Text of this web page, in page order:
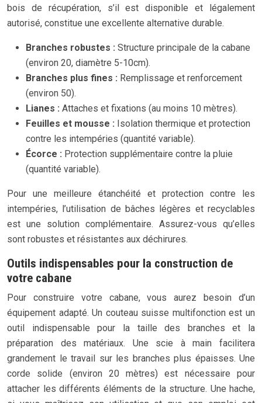
bois de récupération, s’il est disponible et légalement
autorisé, constitue une excellente alternative durable.
Branches robustes : Structure principale de la cabane
(environ 20, diamètre 5-10cm).
Branches plus fines : Remplissage et renforcement
(environ 50).
Lianes : Attaches et fixations (au moins 10 mètres).
Feuilles et mousse : Isolation thermique et protection
contre les intempéries (quantité variable).
Écorce : Protection supplémentaire contre la pluie
(quantité variable).
Pour une meilleure étanchéité et protection contre les
intempéries, l’utilisation de bâches légères et recyclables
est une solution complémentaire. Assurez-vous qu’elles
sont robustes et résistantes aux déchirures.
Outils indispensables pour la construction de
votre cabane
Pour construire votre cabane, vous aurez besoin d’un
équipement adapté. Un couteau suisse multifonction est un
outil indispensable pour la taille des branches et la
préparation des matériaux. Une scie à main facilitera
grandement le travail sur les branches plus épaisses. Une
corde solide (environ 20 mètres) est nécessaire pour
attacher les différents éléments de la structure. Une hache,